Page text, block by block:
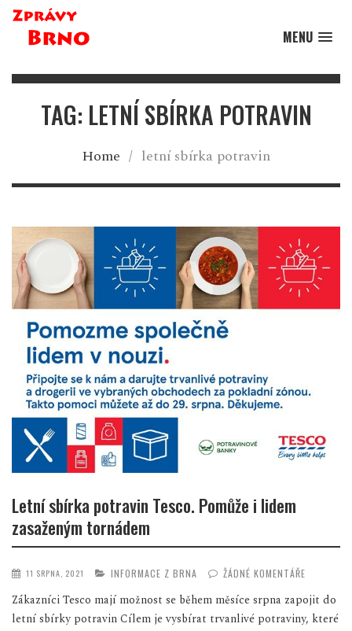
MENU
TAG: LETNÍ SBÍRKA POTRAVIN
Home / letní sbírka potravin
Letní sbírka potravin Tesco. Pomůže i lidem
zasaženým tornádem
11 SRPNA, 2021 INFORMACE Z BRNA ŽÁDNÉ KOMENTÁŘE
Zákazníci Tesco mají možnost se během měsíce srpna zapojit do
letní sbírky potravin Cílem je vysbírat trvanlivé potraviny, které